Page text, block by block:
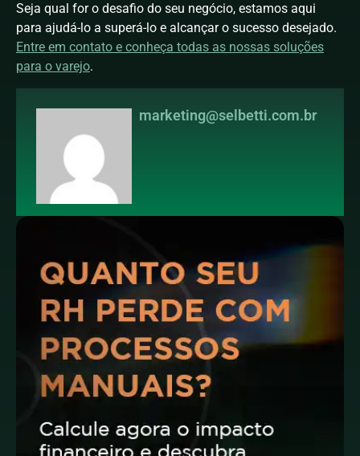
Seja qual for o desafio do seu negócio, estamos aqui
para ajudá-lo a superá-lo e alcançar o sucesso desejado.
Entre em contato e conheça todas as nossas soluções
para o varejo.
marketing@selbetti.com.br